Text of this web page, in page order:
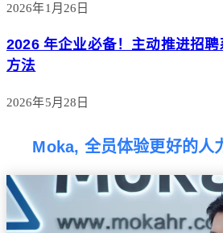
2026年1月26日
2026 年企业必备！主动推进招
方法
2026年5月28日
Moka, 全员体验更好的人